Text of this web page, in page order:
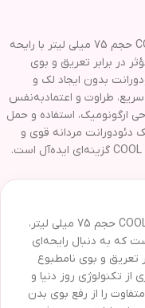
رول دئودورانت مردانه بیول مدل COOL SILVER حجم 75 میلی لیتر با رایحه
محافظت مؤثر در برابر تعریق و بوی
بدون ایجاد لک و
طراوت و اعتمادبه‌نفس
ارگونومیک، استفاده و حمل
دئودورانت مردانه قوی و
رول دئودورانت مردانه بیول مدل COOL SILVER حجم 75 میلی لیتر،
که به دنبال رایحه‌ای
تعریق و بوی نامطبوع
از تکنولوژی روز دنیا و
را از رفع بوی بدن